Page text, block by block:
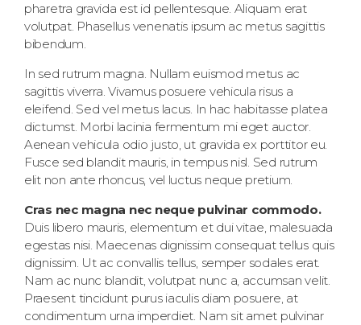
pharetra gravida est id pellentesque. Aliquam erat
volutpat. Phasellus venenatis ipsum ac metus sagittis
bibendum.
In sed rutrum magna. Nullam euismod metus ac
sagittis viverra. Vivamus posuere vehicula risus a
eleifend. Sed vel metus lacus. In hac habitasse platea
dictumst. Morbi lacinia fermentum mi eget auctor.
Aenean vehicula odio justo, ut gravida ex porttitor eu.
Fusce sed blandit mauris, in tempus nisl. Sed rutrum
elit non ante rhoncus, vel luctus neque pretium.
Cras nec magna nec neque pulvinar commodo.
Duis libero mauris, elementum et dui vitae, malesuada
egestas nisi. Maecenas dignissim consequat tellus quis
dignissim. Ut ac convallis tellus, semper sodales erat.
Nam ac nunc blandit, volutpat nunc a, accumsan velit.
Praesent tincidunt purus iaculis diam posuere, at
condimentum urna imperdiet. Nam sit amet pulvinar